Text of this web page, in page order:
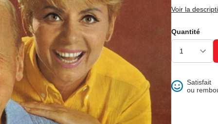
et best of
folklore
Voir la
Quantité
Satisfait
ou